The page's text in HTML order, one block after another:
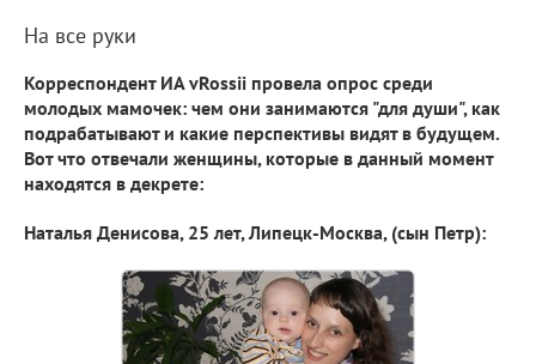
На все руки
Корреспондент ИА vRossii провела опрос среди
молодых мамочек: чем они занимаются "для души", как
подрабатывают и какие перспективы видят в будущем.
Вот что отвечали женщины, которые в данный момент
находятся в декрете:
Наталья Денисова, 25 лет, Липецк-Москва, (сын Петр):